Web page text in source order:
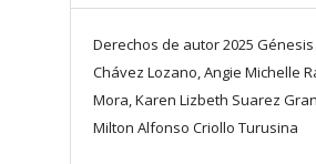
Derechos de autor 2025 Génesis
Chávez Lozano, Angie Michelle
Mora, Karen Lizbeth Suarez
Milton Alfonso Criollo Turusina